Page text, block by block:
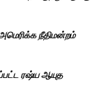
அமெரிக்க நீதிமன்றம்
ரஷ்ய ஆயுத